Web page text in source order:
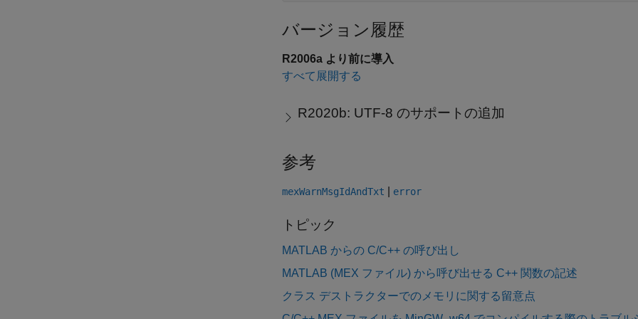
バージョン履歴
R2006a より前に導入
すべて展開する
R2020b: UTF-8 のサポートの追加
参考
mexWarnMsgIdAndTxt error
トピック
MATLAB からの C/C++ の呼び出し
MATLAB (MEX ファイル) から呼び出せる C++ 関数の記述
クラス デストラクターでのメモリに関する留意点